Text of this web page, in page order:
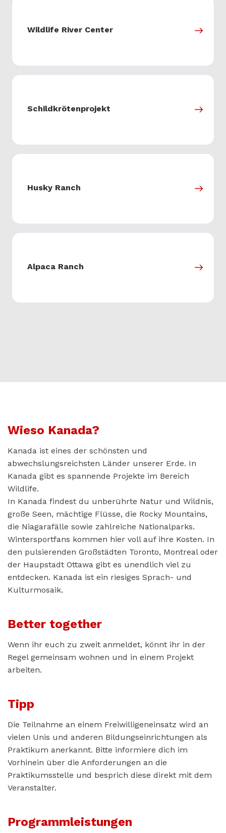
Wildlife River Center
Schildkrötenprojekt
Husky Ranch
Alpaca Ranch
Wieso Kanada?
Kanada ist eines der schönsten und
abwechslungsreichsten Länder unserer Erde. In
Kanada gibt es spannende Projekte im Bereich
Wildlife.
In Kanada findest du unberührte Natur und Wildnis,
große Seen, mächtige Flüsse, die Rocky Mountains,
die Niagarafälle sowie zahlreiche Nationalparks.
Wintersportfans kommen hier voll auf ihre Kosten. In
den pulsierenden Großstädten Toronto, Montreal oder
der Haupstadt Ottawa gibt es unendlich viel zu
entdecken. Kanada ist ein riesiges Sprach- und
Kulturmosaik.
Better together
Wenn ihr euch zu zweit anmeldet, könnt ihr in der
Regel gemeinsam wohnen und in einem Projekt
arbeiten.
Tipp
Die Teilnahme an einem Freiwilligeneinsatz wird an
vielen Unis und anderen Bildungseinrichtungen als
Praktikum anerkannt. Bitte informiere dich im
Vorhinein über die Anforderungen an die
Praktikumsstelle und besprich diese direkt mit dem
Veranstalter.
Programmleistungen